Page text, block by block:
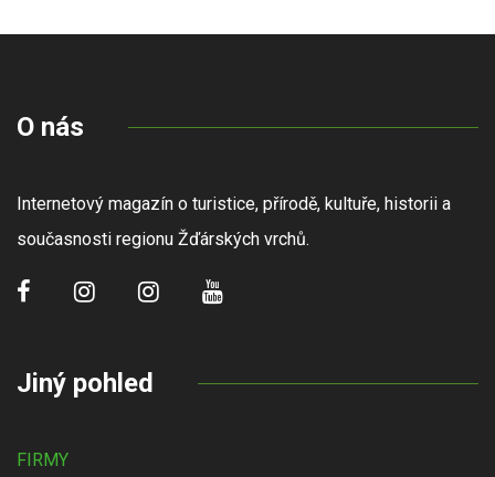
O nás
Internetový magazín o turistice, přírodě, kultuře, historii a
současnosti regionu Žďárských vrchů.
Jiný pohled
FIRMY